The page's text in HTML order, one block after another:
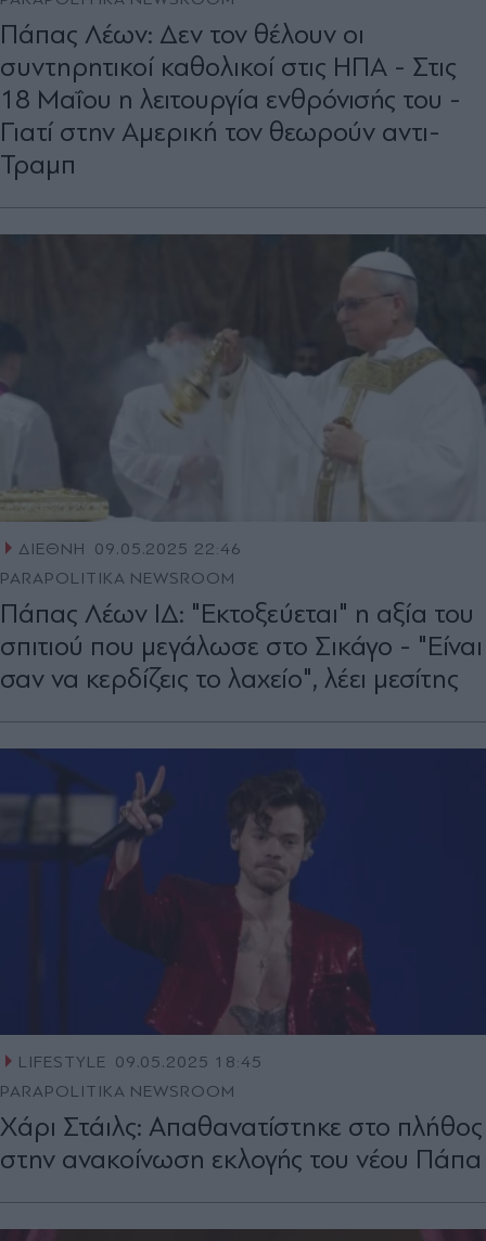
Πάπας Λέων: Δεν τον θέλουν οι
συντηρητικοί καθολικοί στις ΗΠΑ - Στις
18 Μαΐου η λειτουργία ενθρόνισής του -
Γιατί στην Αμερική τον θεωρούν αντι-
Τραμπ
ΔΙΕΘΝΗ
09.05.2025 22:46
PARAPOLITIKA NEWSROOM
Πάπας Λέων ΙΔ: "Εκτοξεύεται" η αξία του
σπιτιού που μεγάλωσε στο Σικάγο - "Είναι
σαν να κερδίζεις το λαχείο", λέει μεσίτης
LIFESTYLE 09.05.2025 18:45
PARAPOLITIKA NEWSROOM
Χάρι Στάιλς: Aπαθανατίστηκε στο πλήθος
στην ανακοίνωση εκλογής του νέου Πάπα